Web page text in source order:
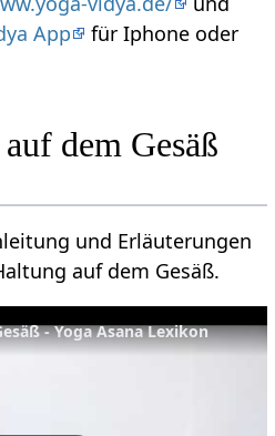
App
für Iphone oder
dem Gesäß
und Erläuterungen
auf dem Gesäß.
- Yoga Asana Lexikon